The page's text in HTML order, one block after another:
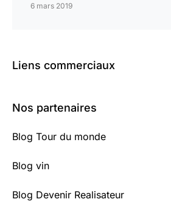
6 mars 2019
Liens commerciaux
Nos partenaires
Blog Tour du monde
Blog vin
Blog Devenir Realisateur